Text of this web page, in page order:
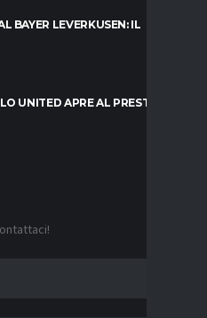
BAYER LEVERKUSEN: IL
UNITED APRE AL PRESTITO